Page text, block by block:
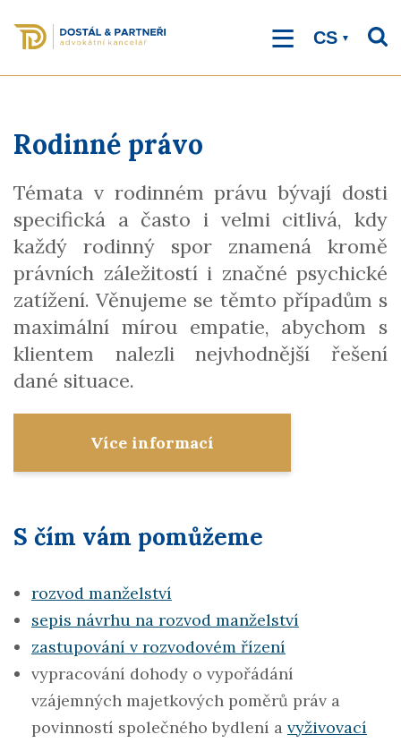
hlavnímu
obsahu
CS
Rodinné právo
Témata v rodinném právu bývají dosti
specifická a často i velmi citlivá, kdy
každý rodinný spor znamená kromě
právních záležitostí i značné psychické
zatížení. Věnujeme se těmto případům s
maximální mírou empatie, abychom s
klientem nalezli nejvhodnější řešení
dané situace.
Více informací
S čím vám pomůžeme
rozvod manželství
sepis návrhu na rozvod manželství
zastupování v rozvodovém řízení
vypracování dohody o vypořádání
vzájemných majetkových poměrů práv a
povinností společného bydlení a vyživovací